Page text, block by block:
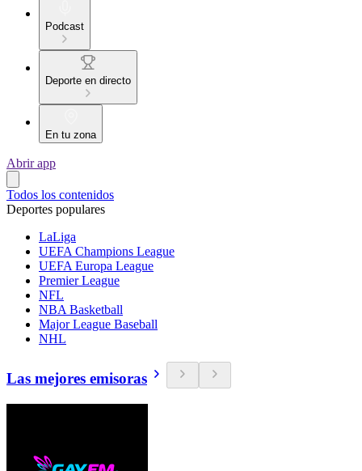
Podcast
Deporte en directo
En tu zona
Abrir app
Todos los contenidos
Deportes populares
LaLiga
UEFA Champions League
UEFA Europa League
Premier League
NFL
NBA Basketball
Major League Baseball
NHL
Las mejores emisoras